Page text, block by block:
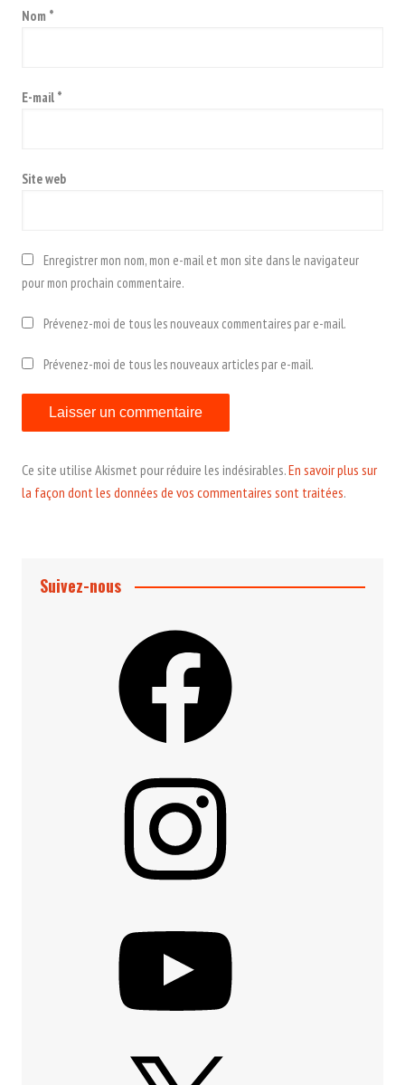
Nom *
E-mail *
Site web
Enregistrer mon nom, mon e-mail et mon site dans le navigateur
pour mon prochain commentaire.
Prévenez-moi de tous les nouveaux commentaires par e-mail.
Prévenez-moi de tous les nouveaux articles par e-mail.
Ce site utilise Akismet pour réduire les indésirables.En savoir plus sur
la façon dont les données de vos commentaires sont traitées.
Suivez-nous